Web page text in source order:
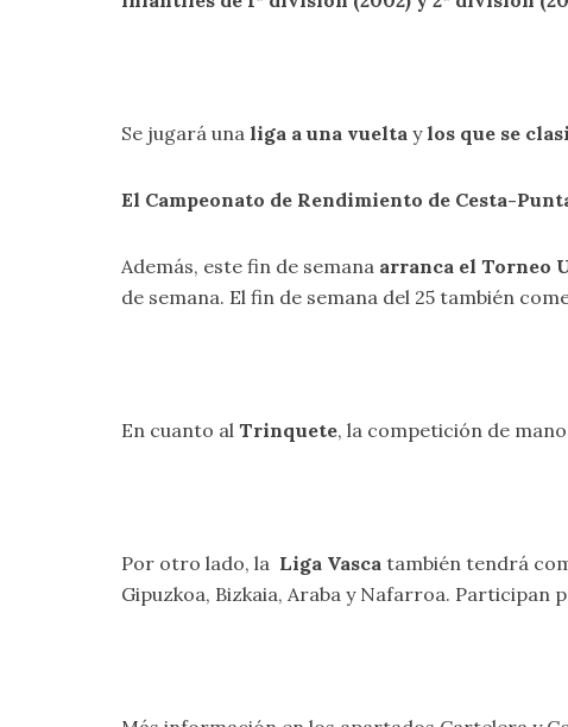
Se jugará una liga a una vuelta ylos que se
El Campeonato de Rendimiento de Cesta-
Además, este fin de semana arranca el Torneo
de semana. El fin de semana del 25 también
En cuanto al Trinquete, la competición de
Por otro lado, la Liga Vasca también tendrá
Gipuzkoa, Bizkaia, Araba y Nafarroa. Participan